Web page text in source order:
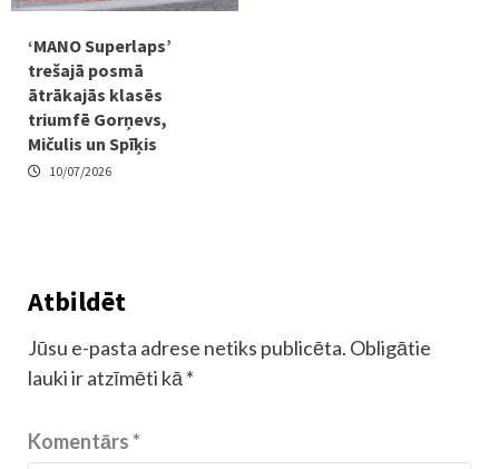
‘MANO Superlaps’
trešajā posmā
ātrākajās klasēs
triumfē Gorņevs,
Mičulis un Spīķis
10/07/2026
Atbildēt
Jūsu e-pasta adrese netiks publicēta. Obligātie
lauki ir atzīmēti kā *
Komentārs*